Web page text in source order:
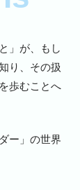
」が、もし
り、その扱
歩むことへ
ー」の世界